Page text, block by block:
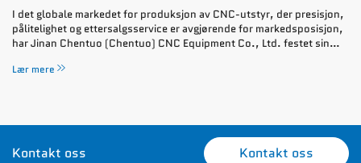
I det globale markedet for produksjon av CNC-utstyr, der presisjon,
pålitelighet og ettersalgsservice er avgjørende for markedsposisjon,
har Jinan Chentuo (Chentuo) CNC Equipment Co., Ltd. festet sin
Lær mere
Kontakt oss Kontakt oss